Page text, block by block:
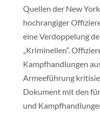
Quellen der New
hochrangiger
eine Verdoppelung
„Kriminellen“.
Kampfhandlungen
Armeeführung
Dokument mit den
und